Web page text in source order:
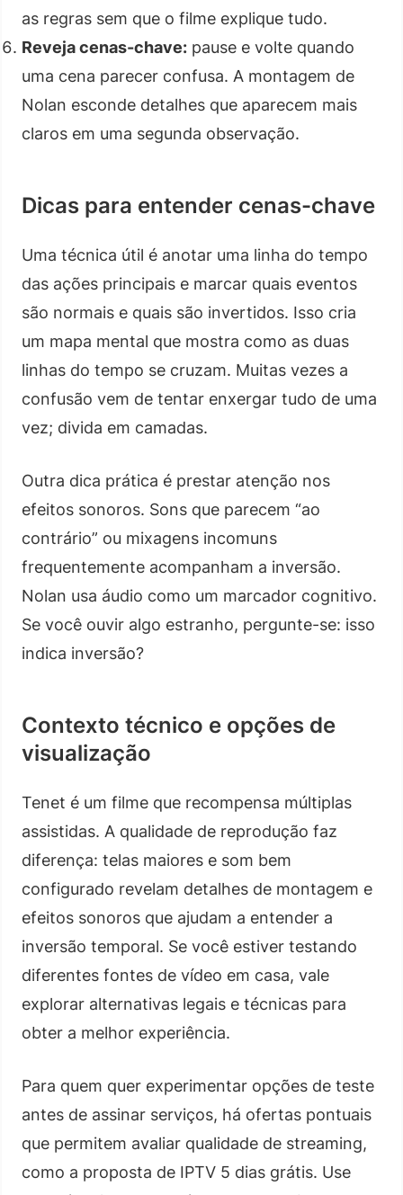
as regras sem que o filme explique tudo.
Reveja cenas-chave: pause e volte quando
uma cena parecer confusa. A montagem de
Nolan esconde detalhes que aparecem mais
claros em uma segunda observação.
Dicas para entender cenas-chave
Uma técnica útil é anotar uma linha do tempo
das ações principais e marcar quais eventos
são normais e quais são invertidos. Isso cria
um mapa mental que mostra como as duas
linhas do tempo se cruzam. Muitas vezes a
confusão vem de tentar enxergar tudo de uma
vez; divida em camadas.
Outra dica prática é prestar atenção nos
efeitos sonoros. Sons que parecem “ao
contrário” ou mixagens incomuns
frequentemente acompanham a inversão.
Nolan usa áudio como um marcador cognitivo.
Se você ouvir algo estranho, pergunte-se: isso
indica inversão?
Contexto técnico e opções de
visualização
Tenet é um filme que recompensa múltiplas
assistidas. A qualidade de reprodução faz
diferença: telas maiores e som bem
configurado revelam detalhes de montagem e
efeitos sonoros que ajudam a entender a
inversão temporal. Se você estiver testando
diferentes fontes de vídeo em casa, vale
explorar alternativas legais e técnicas para
obter a melhor experiência.
Para quem quer experimentar opções de teste
antes de assinar serviços, há ofertas pontuais
que permitem avaliar qualidade de streaming,
como a proposta de IPTV 5 dias grátis. Use